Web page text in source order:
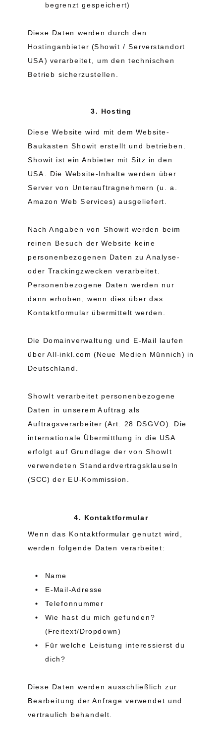
begrenzt gespeichert)
Diese Daten werden durch den
Hostinganbieter (Showit / Serverstandort
USA) verarbeitet, um den technischen
Betrieb sicherzustellen.
3. Hosting
Diese Website wird mit dem Website-
Baukasten Showit erstellt und betrieben.
Showit ist ein Anbieter mit Sitz in den
USA. Die Website-Inhalte werden über
Server von Unterauftragnehmern (u. a.
Amazon Web Services) ausgeliefert.
Nach Angaben von Showit werden beim
reinen Besuch der Website keine
personenbezogenen Daten zu Analyse-
oder Trackingzwecken verarbeitet.
Personenbezogene Daten werden nur
dann erhoben, wenn dies über das
Kontaktformular übermittelt werden.
Die Domainverwaltung und E-Mail laufen
über All-inkl.com (Neue Medien Münnich) in
Deutschland.
ShowIt verarbeitet personenbezogene
Daten in unserem Auftrag als
Auftragsverarbeiter (Art. 28 DSGVO). Die
internationale Übermittlung in die USA
erfolgt auf Grundlage der von ShowIt
verwendeten Standardvertragsklauseln
(SCC) der EU-Kommission.
4. Kontaktformular
Wenn das Kontaktformular genutzt wird,
werden folgende Daten verarbeitet:
Name
E-Mail-Adresse
Telefonnummer
Wie hast du mich gefunden?
(Freitext/Dropdown)
Für welche Leistung interessierst du
dich?
Diese Daten werden ausschließlich zur
Bearbeitung der Anfrage verwendet und
vertraulich behandelt.